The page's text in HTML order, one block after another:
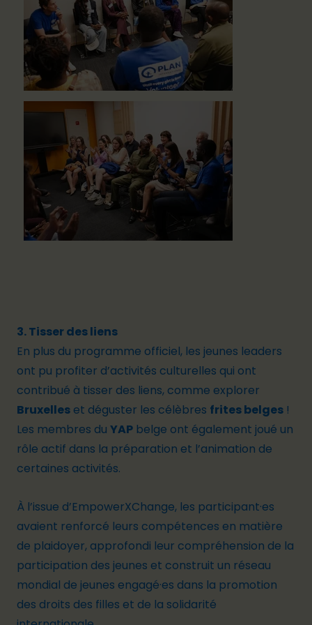
3. Tisser des liens
En plus du programme officiel, les jeunes leaders
ont pu profiter d’activités culturelles qui ont
contribué à tisser des liens, comme explorer
Bruxelles et déguster les célèbres frites belges !
Les membres du YAP belge ont également joué un
rôle actif dans la préparation et l’animation de
certaines activités.
À l’issue d’EmpowerXChange, les participant·es
avaient renforcé leurs compétences en matière
de plaidoyer, approfondi leur compréhension de la
participation des jeunes et construit un réseau
mondial de jeunes engagé·es dans la promotion
des droits des filles et de la solidarité